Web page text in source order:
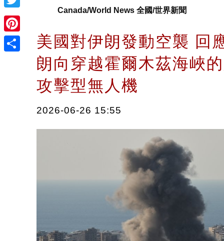
Twitter
Pinterest
Canada/World News 全國/世界新聞
美國對伊朗發動空襲 回
朗向穿越霍爾木茲海峽
攻擊型無人機
2026-06-26 15:55